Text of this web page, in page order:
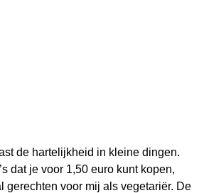
de hartelijkheid in kleine dingen.
dat je voor 1,50 euro kunt kopen,
gerechten voor mij als vegetariër. De